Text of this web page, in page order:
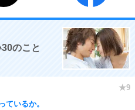
のこと
ているか。